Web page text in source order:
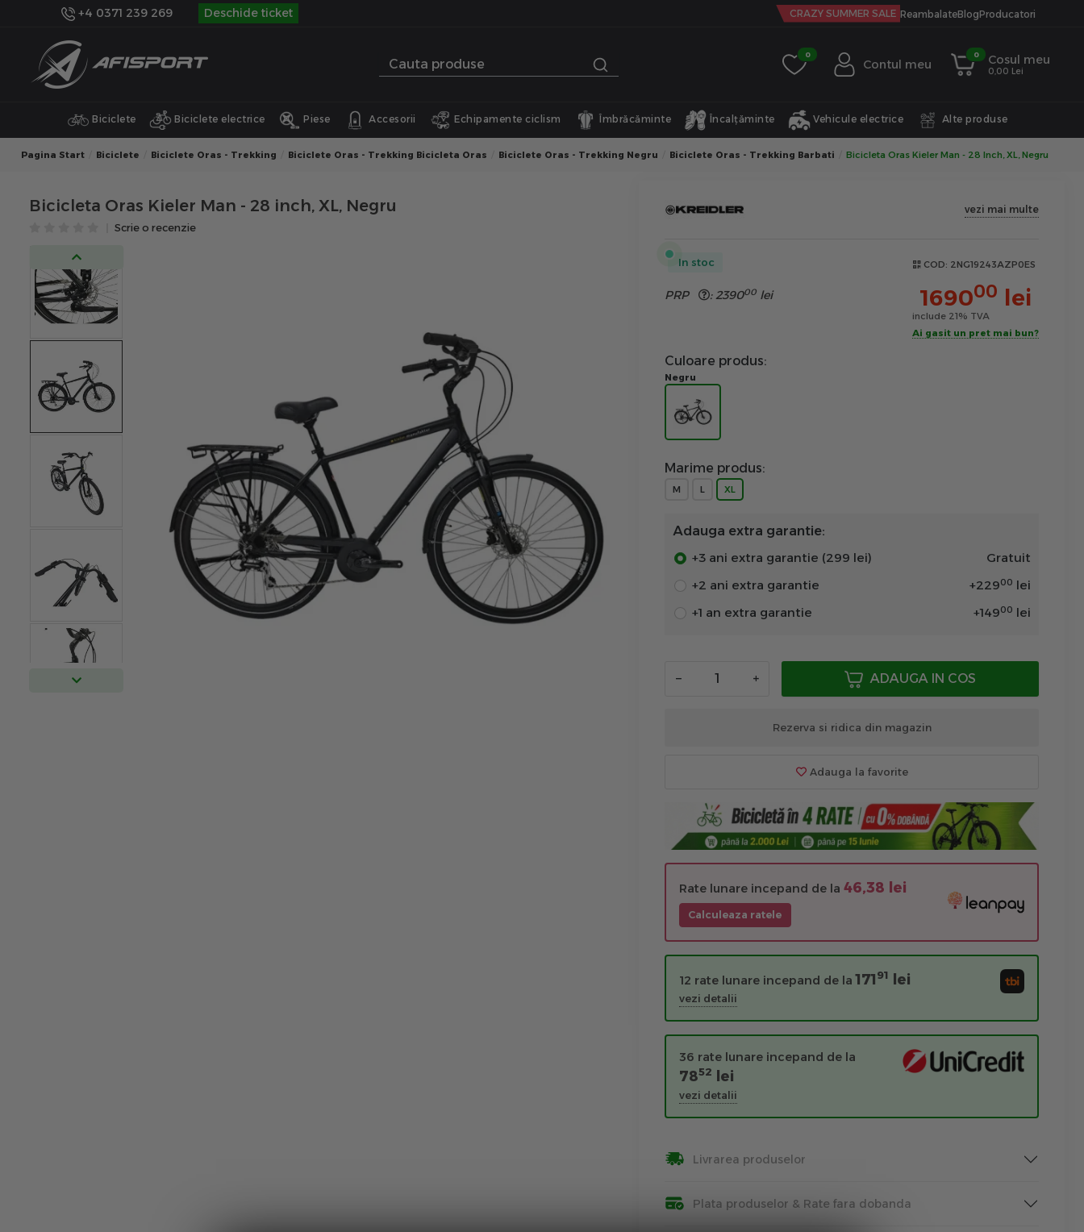
+4 0371 239 269 Deschide ticket CRAZY SUMMER SALE ReambalateBlogProducatori
0
Contul meu
0 Cosul meu
0,00 Lei
Biciclete Biciclete electrice Piese Accesorii Echipamente ciclism Îmbrăcăminte Încalțăminte Vehicule electrice Alte produse
Pagina Start Biciclete Biciclete Oras - Trekking Biciclete Oras - Trekking Bicicleta Oras Biciclete Oras - Trekking Negru Biciclete Oras - Trekking Barbati Bicicleta Oras Kieler Man - 28 Inch, XL, Negru
Bicicleta Oras Kieler Man - 28 inch, XL, Negru
Scrie o recenzie
vezi mai multe
In stoc COD: 2NG19243AZP0ES
PRP :239000 lei 169000 lei
include 21% TVA
Ai gasit un pret mai bun?
Culoare produs:
Negru
Marime produs:
M L XL
Adauga extra garantie:
+3 ani extra garantie (299 lei)
Gratuit
+2 ani extra garantie
+22900 lei
+1 an extra garantie
+14900 lei
− + ADAUGA IN COS
Rezerva si ridica din magazin
Adauga la favorite
Rate lunare incepand de la 46,38 lei
Calculeaza ratele
12 rate lunare incepand de la17191 lei
vezi detalii
36 rate lunare incepand de la
7852 lei
vezi detalii
Livrarea produselor
Plata produselor & Rate fara dobanda